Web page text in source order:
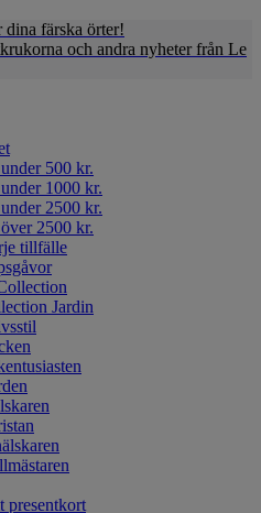
färska örter!
och andra nyheter från Le
500 kr.
1000 kr.
2500 kr.
2500 kr.
tillfälle
Jardin
presentkort